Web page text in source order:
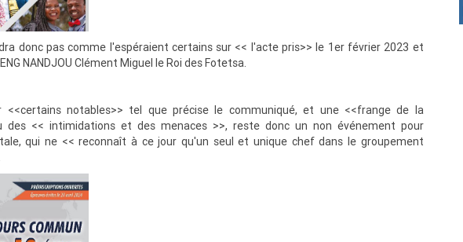
donc pas comme l'espéraient certains sur << l'acte pris>> le 1er février 2023 et
NANDJOU Clément Miguel le Roi des Fotetsa.
<<certains notables>> tel que précise le communiqué, et une <<frange de la
des << intimidations et des menaces >>, reste donc un non événement pour
qui ne << reconnaît à ce jour qu'un seul et unique chef dans le groupement